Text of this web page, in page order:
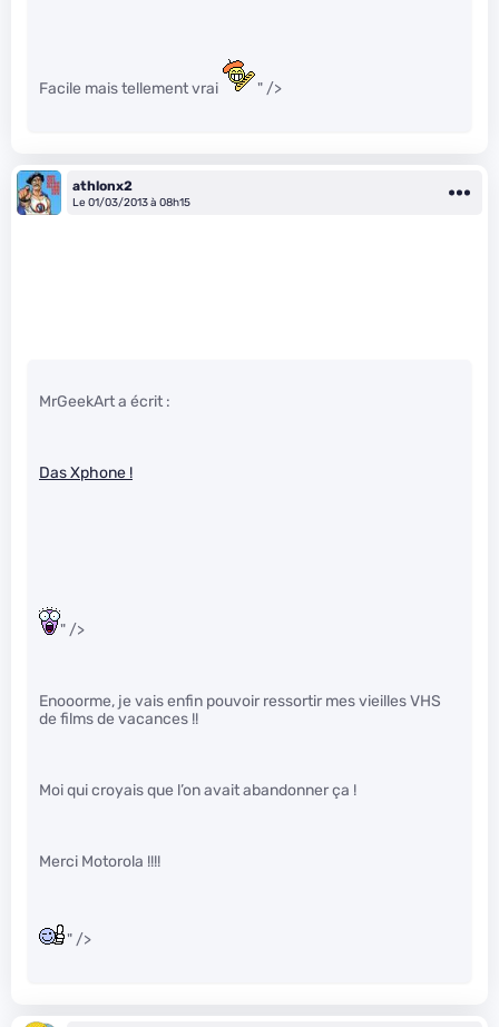
Facile mais tellement vrai " />
athlonx2
Le 01/03/2013 à 08h15
MrGeekArt a écrit :
Das Xphone !
" />
Enooorme, je vais enfin pouvoir ressortir mes vieilles VHS
de films de vacances !!
Moi qui croyais que l’on avait abandonner ça !
Merci Motorola !!!!
" />